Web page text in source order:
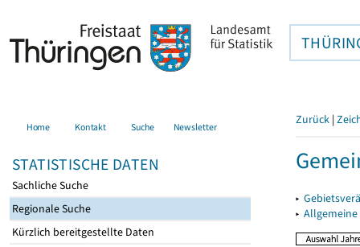
Home Kontakt Suche Newsletter
STATISTISCHE DATEN
Sachliche Suche
Regionale Suche
Kürzlich bereitgestellte Daten
Zurück |
▸
▸